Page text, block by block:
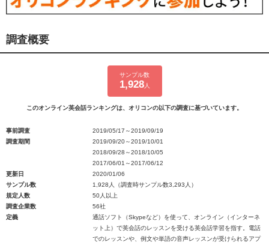
調査概要
サンプル数
1,928人
このオンライン英会話ランキングは、オリコンの以下の調査に基づいています。
事前調査
2019/05/17～2019/09/19
調査期間
2019/09/20～2019/10/01
2018/09/28～2018/10/05
2017/06/01～2017/06/12
更新日
2020/01/06
サンプル数
1,928人（調査時サンプル数3,293人）
規定人数
50人以上
調査企業数
56社
定義
通話ソフト（Skypeなど）を使って、オンライン（インターネ
ット上）で英会話のレッスンを受ける英会話学習を指す。電話
でのレッスンや、例文や単語の音声レッスンが受けられるアプ